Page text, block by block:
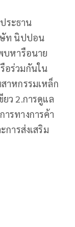
ระธาน
ษัท นิปปอน
บหารือนาย
อร่วมกันใน
าหกรรมเหล็ก
ว 2.การดูแล
รทางการค้า
การส่งเสริม